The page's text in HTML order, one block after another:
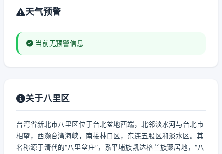
天气预警
当前无预警信息
关于八里区
台湾省新北市八里区位于台北盆地西端，北邻淡水河与台北市
相望，西濒台湾海峡，南接林口区，东连五股区和淡水区。其
名称源于清代的“八里坌庄”，系平埔族凯达格兰族聚居地，“八